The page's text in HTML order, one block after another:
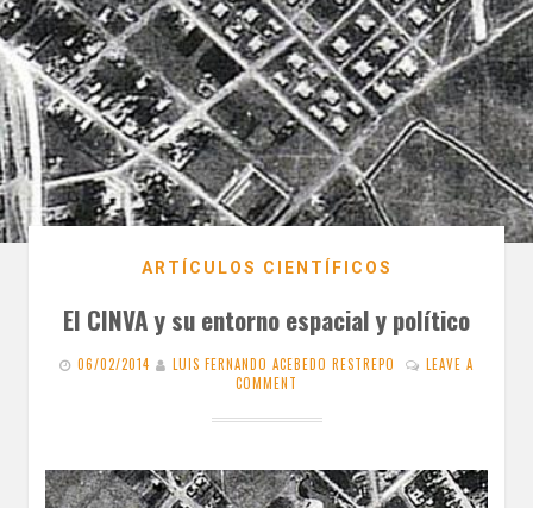
ARTÍCULOS CIENTÍFICOS
El CINVA y su entorno espacial y político
06/02/2014 LUIS FERNANDO ACEBEDO RESTREPO
LEAVE A
COMMENT